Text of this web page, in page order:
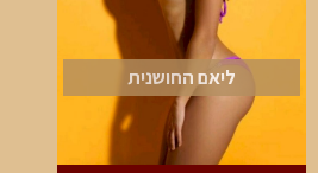
ליאם החושנית